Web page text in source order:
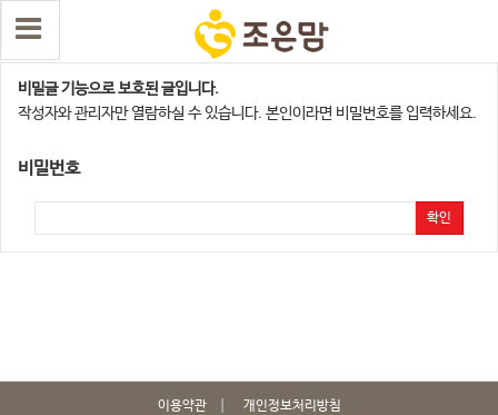
양주,의정부,연천지점
비밀글 기능으로 보호된 글입니다.
작성자와 관리자만 열람하실 수 있습니다. 본인이라면 비밀번호를 입력하세요.
비밀번호
확인
이용약관 개인정보처리방침